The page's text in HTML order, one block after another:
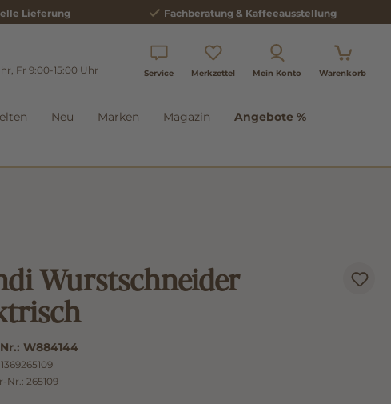
Lieferung Fachberatung & Kaffeeausstellung
Fr 9:00-15:00 Uhr
Service Merkzettel Mein Konto Warenkorb
Neu Marken Magazin Angebote %
Wurstschneider
W884144
Nr.: 265109